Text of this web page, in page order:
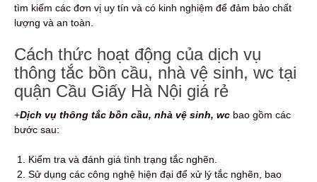
tìm kiếm các đơn vị uy tín và có kinh nghiệm để đảm bảo chất
lượng và an toàn.
Cách thức hoạt động của dịch vụ
thông tắc bồn cầu, nhà vệ sinh, wc tại
quận Cầu Giấy Hà Nội giá rẻ
+Dịch vụ thông tắc bồn cầu, nhà vệ sinh, wc bao gồm các
bước sau:
Kiểm tra và đánh giá tình trạng tắc nghẽn.
Sử dụng các công nghệ hiện đại để xử lý tắc nghẽn, bao